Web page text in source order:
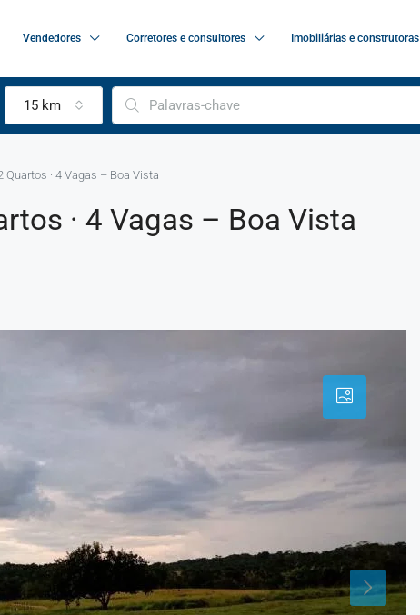
Vendedores Corretores e consultores Imobiliárias e construtoras
15 km
Quartos · 4 Vagas – Boa Vista
· 4 Vagas – Boa Vista